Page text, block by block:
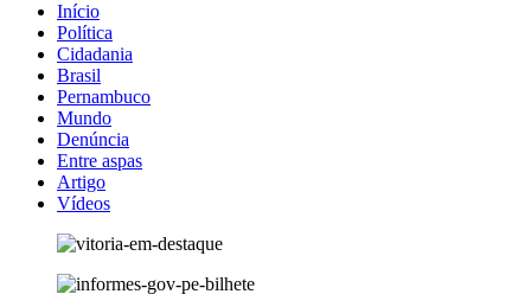
Início
Política
Cidadania
Brasil
Pernambuco
Mundo
Denúncia
Entre aspas
Artigo
Vídeos